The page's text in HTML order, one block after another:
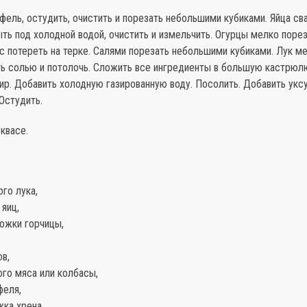
остудить, очистить и порезать небольшими кубиками. Яйца
под холодной водой, очистить и измельчить. Огурцы мелко
потереть на терке. Салями порезать небольшими кубиками. Лук
солью и потолочь. Сложить все ингредиенты в большую
Добавить холодную газированную воду. Посолить. Добавить
лука,
горчицы,
мяса или колбасы,